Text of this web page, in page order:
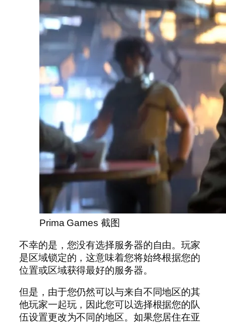
Prima Games 截图
不幸的是，您没有选择服务器的自由。玩家
是区域锁定的，这意味着您将始终根据您的
位置或区域获得最好的服务器。
但是，由于您仍然可以与来自不同地区的其
他玩家一起玩，因此您可以选择根据您的队
伍设置更改为不同的地区。如果您居住在亚